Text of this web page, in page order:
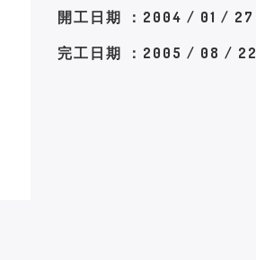
開工日期 ：2004 / 01 / 27
完工日期 ：2005 / 08 / 22